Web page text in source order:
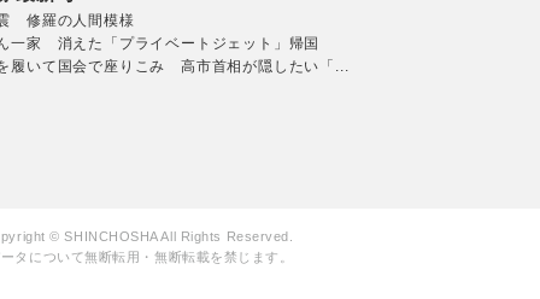
修羅の人間模様
一家 消えた「プライベートジェット」帰国
履いて国会で座りこみ 高市首相が隠したい「...
© SHINCHOSHA All Rights Reserved.
タについて無断転用・無断転載を禁じます。